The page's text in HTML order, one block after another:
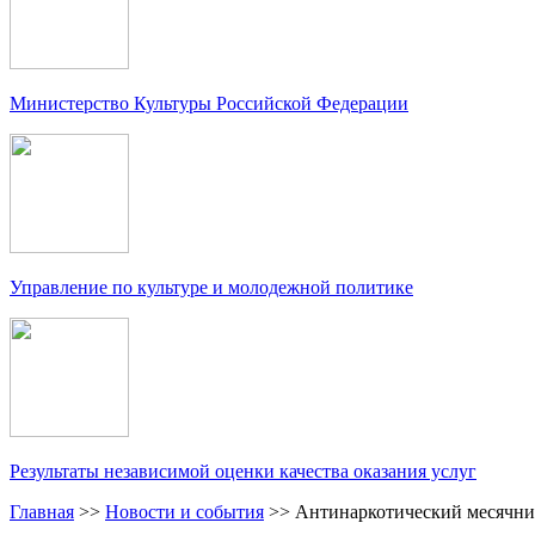
Министерство Культуры Российской Федерации
Управление по культуре и молодежной политике
Результаты независимой оценки качества оказания услуг
Главная >> Новости и события >> Антинаркотический